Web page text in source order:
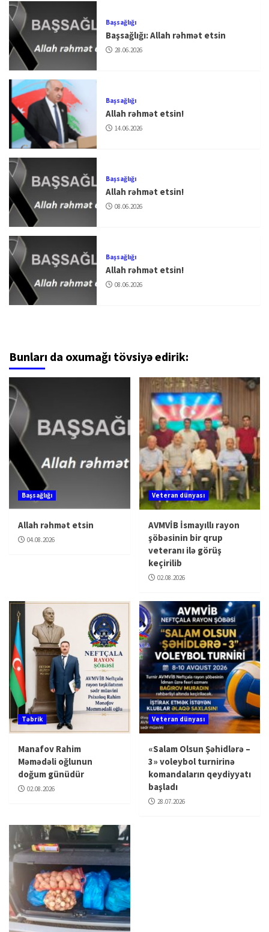
Başsağlığı
Başsağlığı: Allah rəhmət etsin
28.06.2026
Başsağlığı
Allah rəhmət etsin!
14.06.2026
Başsağlığı
Allah rəhmət etsin!
08.06.2026
Başsağlığı
Allah rəhmət etsin!
08.06.2026
Bunları da oxumağı tövsiyə edirik:
Başsağlığı
Allah rəhmət etsin
04.08.2026
Veteran dünyası
AVMVİB İsmayıllı rayon
şöbəsinin bir qrup
veteranı ilə görüş
keçirilib
02.08.2026
Təbrik
Manafov Rahim
Məmədəli oğlunun
doğum günüdür
02.08.2026
Veteran dünyası
«Salam Olsun Şəhidlərə –
3» voleybol turnirinə
komandaların qeydiyyatı
başladı
28.07.2026